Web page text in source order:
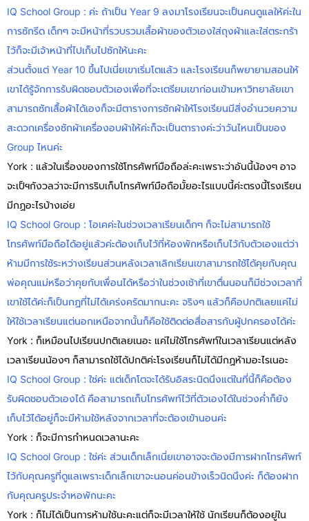
IQ School Group : ค่ะ ถ้าเป็น Year 9 ลงมาโรงเรียนจะเป็นคนดูแลให้ค่ะใน
การซักรีด เด็กๆ จะมีหน้าที่รวบรวมเสื้อผ้าของตัวเองใส่ถุงผ้าและใส่ตระกร้า
ไว้ก็จะมีเจ้าหน้าที่ไปเก็บไปซักให้นะคะ
ส่วนตั้งแต่ Year 10 ขึ้นไปเนี่ยเขาเริ่มโตแล้ว และโรงเรียนก็พยายามสอนให้
เขาได้รู้จักการรับผิดชอบตัวเองเพื่อที่จะเตรียมเขาก่อนเข้ามหาวิทยาลัยเขา
สามารถซักเสื้อผ้าได้เองก็จะมีตารางการซักผ้าให้โรงเรียนมีสิ่งอำนวยความ
สะดวกเครื่องซักผ้าเครื่องอบผ้าให้ค่ะก็จะเป็นตารางค่ะว่าวันไหนเป็นของ
Group ไหนค่ะ
York : แล้วในเรื่องของการใช้โทรศัพท์มือถือล่ะคะเพราะว่าอันนี้น้องๆ อาจ
จะเป็ฯกังวลว่าจะมีการริบเก็บโทรศัพท์มือถือมั้ยอะไรแบบนี้ค่ะตรงนี้โรงเรียน
มีกฏอะไรบ้างเอ่ย
IQ School Group : โอเคค่ะในช่วงเวลาเรียนเด็กๆ ก็จะไม่สามารถใช้
โทรศัพท์มือถือได้อยู่แล้วค่ะต้องเก็บไว้ที่ห้องพักหรือเก็บไว้กับตัวเองแต่ว่า
ห้ามมีการใช้ระหว่างเรียนส่วนหลังเวลาเลิกเรียนเขาสามารถใช้ได้คุยกับคุณ
พ่อคุณแม่หรือว่าคุยกับเพื่อนได้หรือว่าในช่วงเช้าที่เขาตื่นนอนก็มีช่วงเวลาที่
เขาใช้ได้ค่ะก็เป็นกฏที่ไม่ได้เคร่งครัดมากนะคะ จริงๆ แล้วก็คือปกติเลยแค่ไม่
ให้ใช้เวลาเรียนแต่นอกเหนือจากนั้นก็คือใช้ติดต่อสื่อสารกับผู้ปกครองได้ค่ะ
York : ก็เหมือนไปเรียนปกติเลยเนอะ แค่ไม่ใช้โทรศัพท์ในเวลาเรียนแต่หลัง
เวลาเรียนน้องๆ ก็สามารถใช้ได้ปกติค่ะโรงเรียนก็ไม่ได้มีกฏห้ามอะไรเนอะ
IQ School Group : ใช่ค่ะ แต่เด็กโตจะได้รับอิสระนิดนึงแต่ในที่นี้ก็คือต้อง
รับผิดชอบตัวเองได้ คือสามารถเก็บโทรศัพท์ไว้ที่ตัวเองได้ในช่วงค่ำก็ยัง
เก็บไว้ได้อยู่ก็จะมีห้ามใช้หลังจากเวลาที่จะต้องเข้านอนค่ะ
York : ก็จะมีการกำหนดเวลานะคะ
IQ School Group : ใช่ค่ะ ส่วนเด็กเล็กเนี่ยเขาอาจจะต้องมีการฝากโทรศัพท์
ไว้กับคุณครูที่ดูแลเพราะเด็กเล็กเขาจะนอนค่อนข้างเร็วนิดนึงค่ะ ก็ต้องฝาก
กับคุณครูประจำหอพักนะคะ
York : ก็ไม่ได้เป็นการห้ามใช้นะคะแต่ก็จะมีเวลาให้ใช้ นักเรียนก็ต้องอยู่ใน